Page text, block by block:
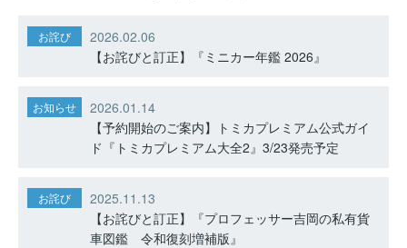
お詫び
2026.02.06
【お詫びと訂正】『ミニカー年鑑 2026』
お知らせ
2026.01.14
【予約開始のご案内】トミカプレミアム公式ガイ
ド『トミカプレミアム大全2』3/23発売予定
お詫び
2025.11.13
【お詫びと訂正】『プロフェッサー吉岡の私有貨
車図鑑 令和復刻増補版』